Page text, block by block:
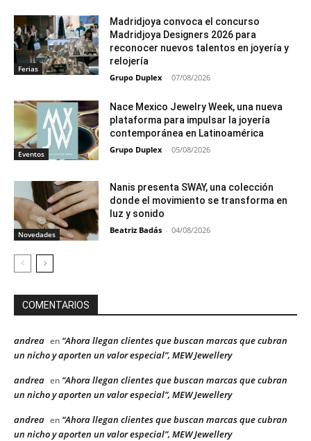
Ferias
Madridjoya convoca el concurso
Madridjoya Designers 2026 para
reconocer nuevos talentos en joyería y
relojería
Grupo Duplex - 07/08/2026
Eventos
Nace Mexico Jewelry Week, una nueva
plataforma para impulsar la joyería
contemporánea en Latinoamérica
Grupo Duplex - 05/08/2026
Novedades
Nanis presenta SWAY, una colección
donde el movimiento se transforma en
luz y sonido
Beatriz Badás - 04/08/2026
COMENTARIOS
andrea en “Ahora llegan clientes que buscan marcas que cubran
un nicho y aporten un valor especial”, MEW Jewellery
andrea en “Ahora llegan clientes que buscan marcas que cubran
un nicho y aporten un valor especial”, MEW Jewellery
andrea en “Ahora llegan clientes que buscan marcas que cubran
un nicho y aporten un valor especial”, MEW Jewellery